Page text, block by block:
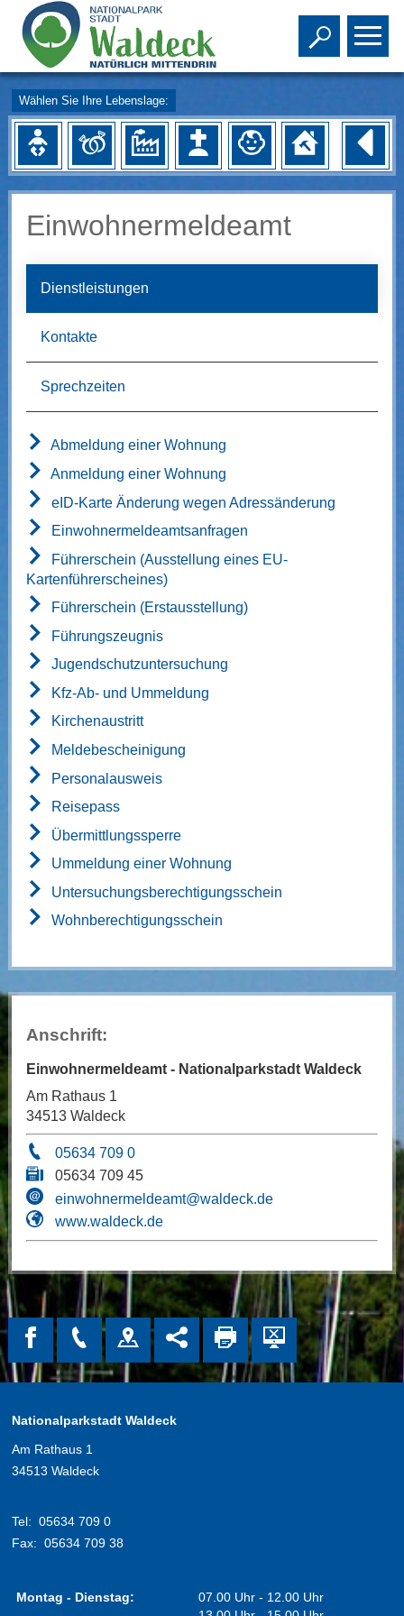
Toggle
Wählen Sie Ihre Lebenslage:
Einwohnermeldeamt
Dienstleistungen
Kontakte
Sprechzeiten
Abmeldung einer Wohnung
Anmeldung einer Wohnung
eID-Karte Änderung wegen Adressänderung
Einwohnermeldeamtsanfragen
Führerschein (Ausstellung eines EU-
Kartenführerscheines)
Führerschein (Erstausstellung)
Führungszeugnis
Jugendschutzuntersuchung
Kfz-Ab- und Ummeldung
Kirchenaustritt
Meldebescheinigung
Personalausweis
Reisepass
Übermittlungssperre
Ummeldung einer Wohnung
Untersuchungsberechtigungsschein
Wohnberechtigungsschein
Anschrift:
Einwohnermeldeamt - Nationalparkstadt Waldeck
Am Rathaus 1
34513 Waldeck
05634 709 0
05634 709 45
einwohnermeldeamt@waldeck.de
www.waldeck.de
Nationalparkstadt Waldeck
Am Rathaus 1
34513 Waldeck
Tel: 05634 709 0
Fax: 05634 709 38
Montag - Dienstag:
07.00 Uhr - 12.00 Uhr